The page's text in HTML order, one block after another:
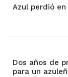
Azul perdió
Dos años de
para un